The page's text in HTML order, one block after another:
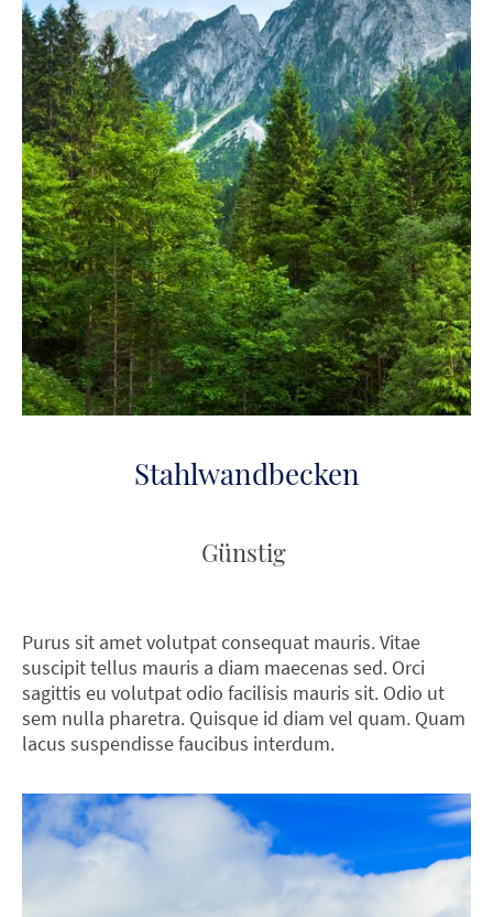
Stahlwandbecken
Günstig
Purus sit amet volutpat consequat mauris. Vitae
suscipit tellus mauris a diam maecenas sed. Orci
sagittis eu volutpat odio facilisis mauris sit. Odio ut
sem nulla pharetra. Quisque id diam vel quam. Quam
lacus suspendisse faucibus interdum.